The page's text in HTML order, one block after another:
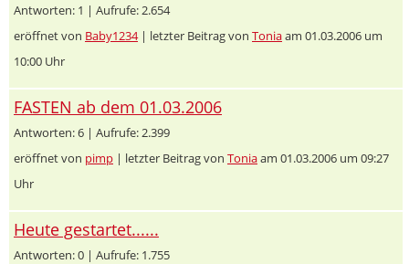
Antworten: 1 | Aufrufe: 2.654
eröffnet von Baby1234| letzter Beitrag von Toniaam 01.03.2006 um
10:00 Uhr
FASTEN ab dem 01.03.2006
Antworten: 6 | Aufrufe: 2.399
eröffnet von pimp | letzter Beitrag von Toniaam 01.03.2006 um 09:27
Uhr
Heute gestartet......
Antworten: 0 | Aufrufe: 1.755